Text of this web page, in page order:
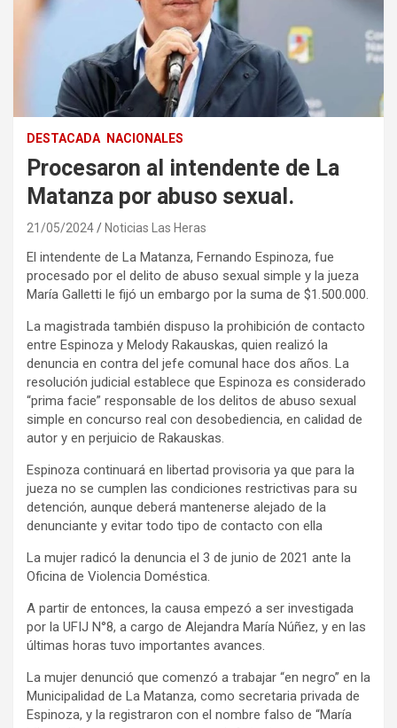
DESTACADA NACIONALES
Procesaron al intendente de La
Matanza por abuso sexual.
21/05/2024 Noticias Las Heras
El intendente de La Matanza, Fernando Espinoza, fue
procesado por el delito de abuso sexual simple y la jueza
María Galletti le fijó un embargo por la suma de $1.500.000.
La magistrada también dispuso la prohibición de contacto
entre Espinoza y Melody Rakauskas, quien realizó la
denuncia en contra del jefe comunal hace dos años. La
resolución judicial establece que Espinoza es considerado
“prima facie” responsable de los delitos de abuso sexual
simple en concurso real con desobediencia, en calidad de
autor y en perjuicio de Rakauskas.
Espinoza continuará en libertad provisoria ya que para la
jueza no se cumplen las condiciones restrictivas para su
detención, aunque deberá mantenerse alejado de la
denunciante y evitar todo tipo de contacto con ella
La mujer radicó la denuncia el 3 de junio de 2021 ante la
Oficina de Violencia Doméstica.
A partir de entonces, la causa empezó a ser investigada
por la UFIJ N°8, a cargo de Alejandra María Núñez, y en las
últimas horas tuvo importantes avances.
La mujer denunció que comenzó a trabajar “en negro” en la
Municipalidad de La Matanza, como secretaria privada de
Espinoza, y la registraron con el nombre falso de “María